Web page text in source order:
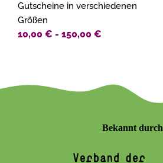
Gutscheine in verschiedenen
Größen
10,00 € - 150,00 €
Bekannt durch